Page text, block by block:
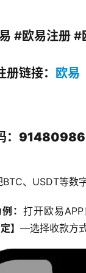
#欧易注册 #
册链接： 欧易
：91480986
、USDT等数
例：打开欧易
】 —选择收款方式